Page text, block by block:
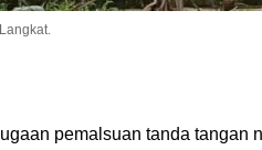
pemalsuan tanda tangan